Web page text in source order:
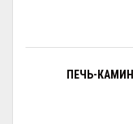
ПЕЧЬ-КАМИН